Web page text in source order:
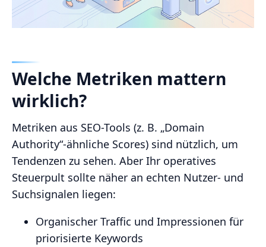
Welche Metriken mattern
wirklich?
Metriken aus SEO-Tools (z. B. „Domain
Authority“-ähnliche Scores) sind nützlich, um
Tendenzen zu sehen. Aber Ihr operatives
Steuerpult sollte näher an echten Nutzer- und
Suchsignalen liegen:
Organischer Traffic und Impressionen für
priorisierte Keywords